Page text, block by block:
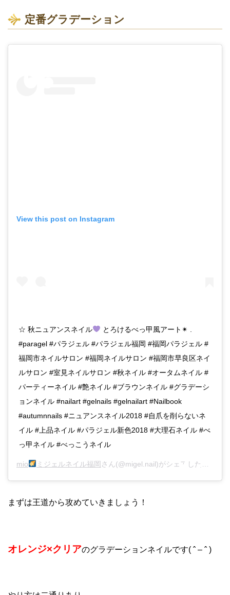
定番グラデーション
View this post on Instagram
☆ 秋ニュアンスネイル
とろけるべっ甲風アート✴ .
#paragel #パラジェル #パラジェル福岡 #福岡パラジェル #
福岡市ネイルサロン #福岡ネイルサロン #福岡市早良区ネイ
ルサロン #室見ネイルサロン #秋ネイル #オータムネイル #
パーティーネイル #艶ネイル #ブラウンネイル #グラデーシ
ョンネイル #nailart #gelnails #gelnailart #Nailbook
#autumnnails #ニュアンスネイル2018 #自爪を削らないネ
イル #上品ネイル #パラジェル新色2018 #大理石ネイル #べ
っ甲ネイル #べっこうネイル
mio ミジェルネイル福岡 さん(@migel.nail)がシェアした投稿 –
まずは王道から攻めていきましょう！
オレンジ×クリアのグラデーションネイルです( ˆ – ˆ )